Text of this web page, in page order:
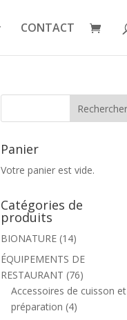
CONTACT
Panier
Votre panier est vide.
Catégories de
produits
BIONATURE (14)
ÉQUIPEMENTS DE
RESTAURANT (76)
Accessoires de cuisson et
préparation (4)